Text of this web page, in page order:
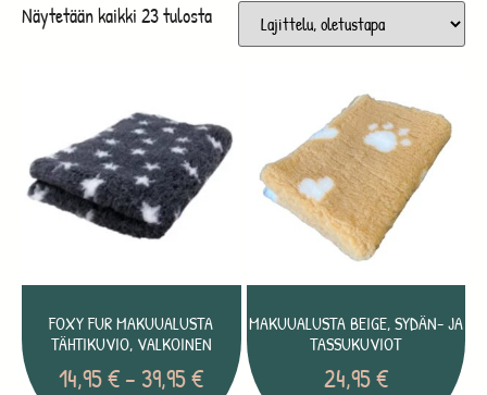
Näytetään kaikki 23 tulosta
FOXY FUR MAKUUALUSTA
TÄHTIKUVIO, VALKOINEN
14,95€– 39,95€
MAKUUALUSTA BEIGE, SYDÄN- JA
TASSUKUVIOT
24,95€